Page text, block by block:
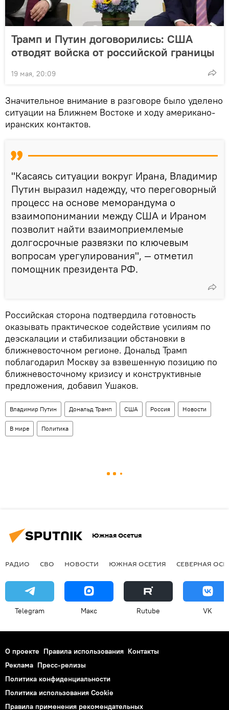
Трамп и Путин договорились: США
отводят войска от российской границы
19 мая, 20:09
Значительное внимание в разговоре было уделено
ситуации на Ближнем Востоке и ходу американо-
иранских контактов.
"Касаясь ситуации вокруг Ирана, Владимир
Путин выразил надежду, что переговорный
процесс на основе меморандума о
взаимопонимании между США и Ираном
позволит найти взаимоприемлемые
долгосрочные развязки по ключевым
вопросам урегулирования", — отметил
помощник президента РФ.
Российская сторона подтвердила готовность
оказывать практическое содействие усилиям по
деэскалации и стабилизации обстановки в
ближневосточном регионе. Дональд Трамп
поблагодарил Москву за взвешенную позицию по
ближневосточному кризису и конструктивные
предложения, добавил Ушаков.
Владимир Путин Дональд Трамп США Россия Новости
В мире Политика
Южная Осетия
РАДИО СВО НОВОСТИ ЮЖНАЯ ОСЕТИЯ СЕВЕРНАЯ
Telegram Макс Rutube VK
О проекте Правила использования Контакты
Реклама Пресс-релизы
Политика конфиденциальности
Политика использования Cookie
Правила применения рекомендательных